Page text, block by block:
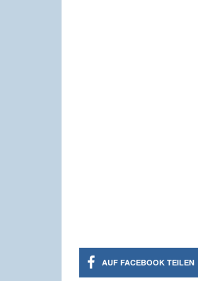
AUF FACEBOOK TEILEN